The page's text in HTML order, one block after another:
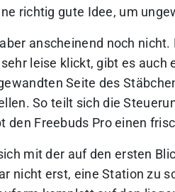
richtig gute Idee, um
anscheinend noch
leise klickt, gibt es
Seite des
So teilt sich die
den Freebuds Pro einen
mit der auf den ersten
nicht erst, eine Station zu